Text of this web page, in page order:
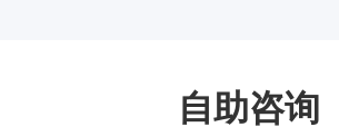
自助咨询